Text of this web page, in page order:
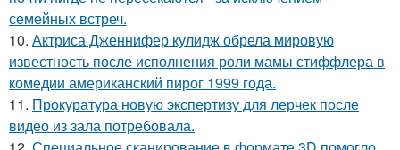
семейных встреч.
10. Актриса Дженнифер кулидж обрела мировую
известность после исполнения роли мамы стиффлера в
комедии американский пирог 1999 года.
11. Прокуратура новую экспертизу для лерчек после
видео из зала потребовала.